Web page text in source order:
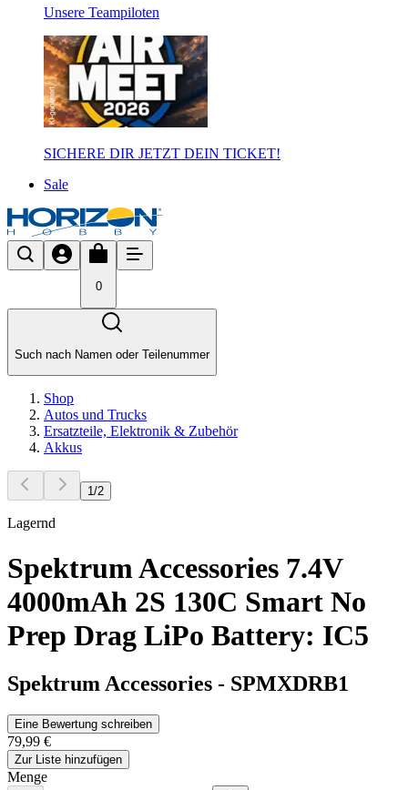
Unsere Teampiloten
SICHERE DIR JETZT DEIN TICKET!
Sale
0
Such nach Namen oder Teilenummer
Shop
Autos und Trucks
Ersatzteile, Elektronik & Zubehör
Akkus
1/2
Lagernd
Spektrum Accessories 7.4V
4000mAh 2S 130C Smart No
Prep Drag LiPo Battery: IC5
Spektrum Accessories - SPMXDRB1
Eine Bewertung schreiben
79,99 €
Zur Liste hinzufügen
Menge